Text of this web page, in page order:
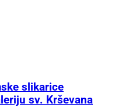
slikarice
sv. Krševana